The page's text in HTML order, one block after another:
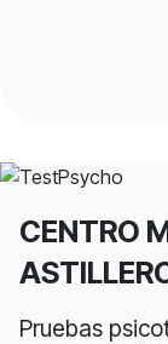
CENTRO
Pruebas